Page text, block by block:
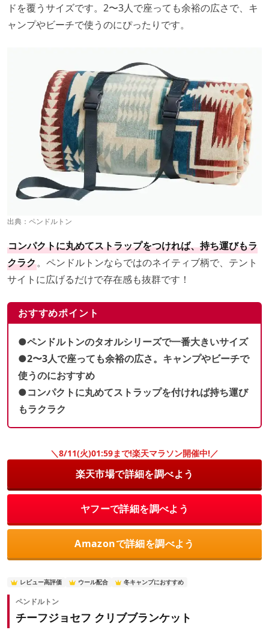
ドを覆うサイズです。2〜3人で座っても余裕の広さで、キ
ャンプやビーチで使うのにぴったりです。
出典： ペンドルトン
コンパクトに丸めてストラップをつければ、持ち運びもラ
クラク。ペンドルトンならではのネイティブ柄で、テント
サイトに広げるだけで存在感も抜群です！
おすすめポイント
●ペンドルトンのタオルシリーズで一番大きいサイズ
●2〜3人で座っても余裕の広さ。キャンプやビーチで
使うのにおすすめ
●コンパクトに丸めてストラップを付ければ持ち運び
もラクラク
＼8/11(火)01:59まで!楽天マラソン開催中!／
楽天市場で詳細を調べよう
ヤフーで詳細を調べよう
Amazonで詳細を調べよう
レビュー高評価 ウール配合 冬キャンプにおすすめ
ペンドルトン
チーフジョセフ クリブブランケット